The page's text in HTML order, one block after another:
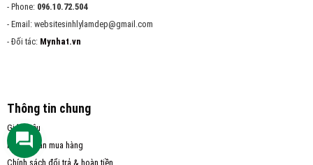
- Phone: 096.10.72.504
- Email: websitesinhlylamdep@gmail.com
- Đối tác: Mynhat.vn
Thông tin chung
Giới thiệu
Hướng dẫn mua hàng
Chính sách đổi trả & hoàn tiền